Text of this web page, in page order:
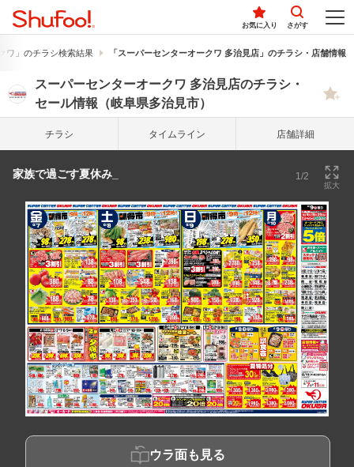
お気に入り さがす
ワ」のチラシ検索結果 「スーパーセンターオークワ 多治見店」のチラシ・店舗情報
スーパーセンターオークワ 多治見店のチラシ・
セール情報（岐阜県多治見市）
チラシ タイム ライン 店舗詳細
家族で過ごす夏休み_ 1/2
拡大
ウラ面も見る